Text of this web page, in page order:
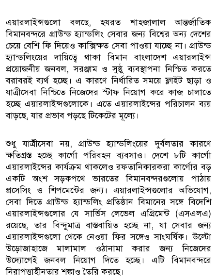
এয়ারলাইন্সগুলো বলছে, হযরত শাহজালাল আন্তর্জাতিক
বিমানবন্দরে গ্রাউন্ড হ্যান্ডলিং সেবার জন্য বিশ্বের অন্য দেশের
চেয়ে বেশি ফি দিয়েও কাক্সিক্ষত সেবা পাওয়া যাচ্ছে না। গ্রাউন্ড
হ্যান্ডলিংয়ের দায়িত্বে থাকা বিমান বাংলাদেশ এয়ারলাইন্স
প্রয়োজনীয় জনবল, সরঞ্জাম ও সুষ্ঠু ব্যবস্থাপনা নিশ্চিত করতে
বরাবরই ব্যর্থ হচ্ছে। এ কারণে নির্ধারিত সময়ে ফ্লাইট ছাড়া ও
যাত্রীসেবা নিশ্চিতে নিজেদের স্টাফ নিয়োগ করে কাজ চালাতে
হচ্ছে এয়ারলাইন্সগুলোকে। এতে এয়ারলাইন্সের পরিচালন ব্যয়
বাড়ছে, যার প্রভাব পড়ছে টিকেটের মূল্যে।
শুধু যাত্রীসেবা নয়, গ্রাউন্ড হ্যান্ডলিংয়ের দুর্বলতার কারণে
ক্ষতিগ্রস্ত হচ্ছে কার্গো পরিবহন ব্যবসাও। দেশে ৮টি কার্গো
এয়ারলাইন্সের কার্যক্রম থাকলেও রফতানিকারকরা কার্গোর বড়
একটি অংশ সড়কপথে ভারতের বিমানবন্দরগুলোয় পাঠায়
প্রসেসিং ও শিপমেন্টের জন্য। এয়ারলাইন্সগুলোর অভিযোগ,
সেবা দিতে গ্রাউন্ড হ্যান্ডলিং প্রতিষ্ঠান বিমানের সঙ্গে বিদেশি
এয়ারলাইন্সগুলোর যে সার্ভিস লেভেল এগ্রিমেন্ট (এসএলএ)
রয়েছে, তার বিন্দুমাত্র বাস্তবায়িত হচ্ছে না, যা সেবার জন্য
এয়ারলাইন্সগুলো থেকে নেওয়া ফির সঙ্গেও সাংঘর্ষিক। উল্টো
উড়োজাহাজে মালামাল ওঠানামা করার জন্য নিজেদের
উদ্যোগেই জনবল নিয়োগ দিতে হচ্ছে। এটি বিমানবন্দরে
নিরাপত্তাহীনতার শঙ্কাও তৈরি করছে।